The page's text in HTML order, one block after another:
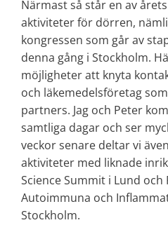
Närmast så står en av
aktiviteter för dörren,
kongressen som går av
denna gång i Stockholm.
möjligheter att knyta
och läkemedelsföretag
partners. Jag och Peter
samtliga dagar och ser
veckor senare deltar vi
aktiviteter med liknade
Science Summit i Lund och
Autoimmuna och
Stockholm.